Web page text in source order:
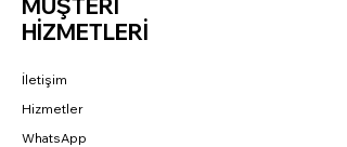
MÜŞTERİ
HİZMETLERİ
İletişim
Hizmetler
WhatsApp